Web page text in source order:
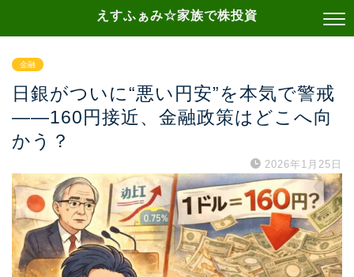
えすふぁみ☆家族で株投資
金融
日銀がついに“悪い円安”を本気で警戒
——160円接近、金融政策はどこへ向
かう？
2026年1月25日